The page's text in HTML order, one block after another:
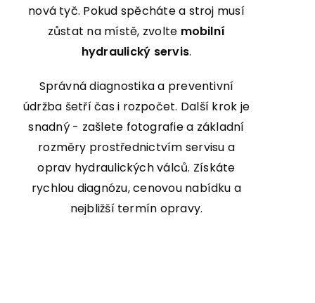
nová tyč. Pokud spěcháte a stroj musí
zůstat na místě, zvolte mobilní
hydraulický servis.
Správná diagnostika a preventivní
údržba šetří čas i rozpočet. Další krok je
snadný - zašlete fotografie a základní
rozměry prostřednictvím servisu a
oprav hydraulických válců. Získáte
rychlou diagnózu, cenovou nabídku a
nejbližší termín opravy.